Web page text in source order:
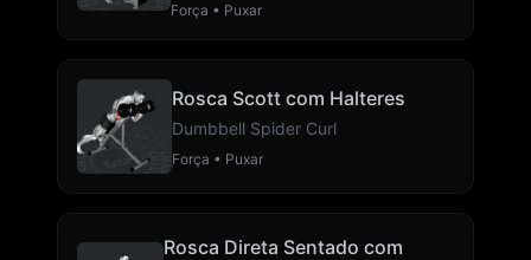
Força • Puxar
Rosca Scott com Halteres
Dumbbell Spider Curl
Força • Puxar
Rosca Direta Sentado com